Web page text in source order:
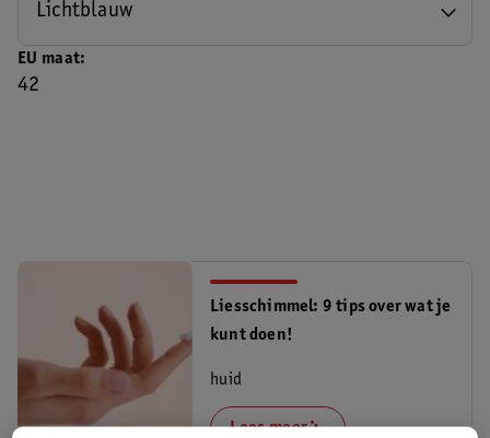
EU maat
42
Lichtblauw
Liesschimmel: 9 tips over wat je
kunt doen!
huid
Lees meer